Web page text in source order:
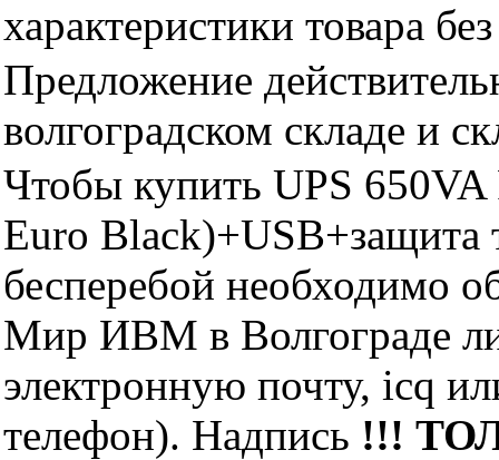
характеристики товара
Предложение
волгоградском складе и
Чтобы купить UPS
Euro Black)+USB+защита
бесперебой необходимо
Мир ИВМ в Волгограде
электронную почту, icq
телефон). Надпись !!!